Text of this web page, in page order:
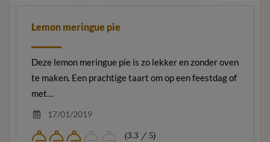
Lemon meringue pie
Deze lemon meringue pie is zo lekker en zonder oven
te maken. Een prachtige taart om op een feestdag of
met…
17/01/2019
(3.3 / 5)